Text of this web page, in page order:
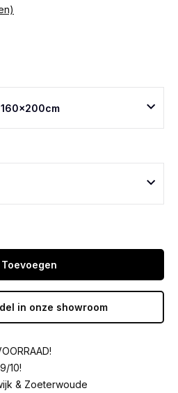
Toevoegen
in onze showroom
10!
& Zoeterwoude